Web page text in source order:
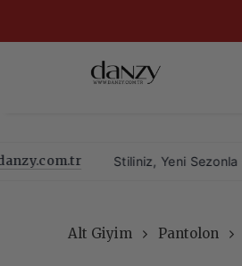
Stiliniz, Yeni Sezonla Canlansın!•
Alt Giyim Pantolon